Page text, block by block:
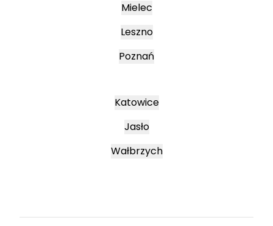
Mielec
Leszno
Poznań
Katowice
Jasło
Wałbrzych